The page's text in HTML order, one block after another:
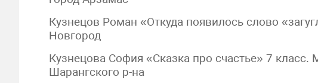
Кузнецов Роман «Откуда появилось слово
Новгород
Кузнецова София «Сказка про счастье» 7
Шарангского р-на